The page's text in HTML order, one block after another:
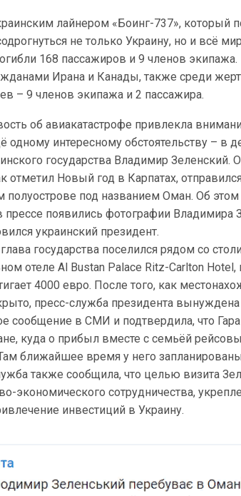
лайнером «Боинг-737», который
не только Украину, но и всё
168 пассажиров и 9 членов экипажа.
Ирана и Канады, также среди
– 9 членов экипажа и 2 пассажира.
об авиакатастрофе привлекла
одному интересному обстоятельству – в
государства Владимир Зеленский.
отметил Новый год в Карпатах,
под названием Оман. Об этом
прессе появились фотографии Владимира
украинский президент.
государства поселился рядом со
отеле Al Bustan Palace Ritz-Carlton Hotel,
4000 евро. После того, как
пресс-служба президента
сообщение в СМИ и подтвердила, что
куда о прибыл вместе с семьёй
ближайшее время у него
также сообщила, что целью визита
экономического сотрудничества,
инвестиций в Украину.